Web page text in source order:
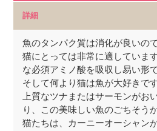
詳細
魚のタンパク質は消化が良いの
猫にとっては非常に適していま
な必須アミノ酸を吸収し易い形
そして何より猫は魚が大好きです
上質なツナまたはサーモンがお
り、この美味しい魚のごちそう
猫たちは、カーニーオーシャン